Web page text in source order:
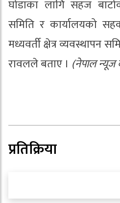
घोडाका लागि सहज
समिति र कार्यालयको
मध्यवर्ती क्षेत्र व्यवस्थापन
रावलले बताए । (नेपाल
प्रतिक्रिया